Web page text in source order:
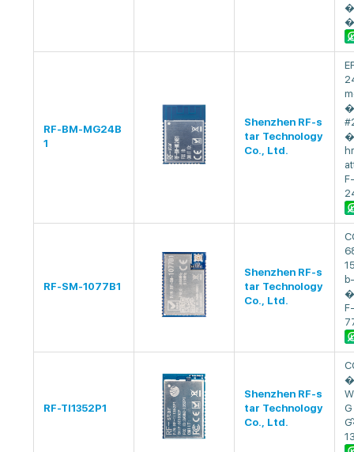
RF-BM-MG24B
1
Shenzhen RF-s
tar Technology
Co., Ltd.
RF-SM-1077B1
Shenzhen RF-s
tar Technology
Co., Ltd.
RF-TI1352P1
Shenzhen RF-s
tar Technology
Co., Ltd.